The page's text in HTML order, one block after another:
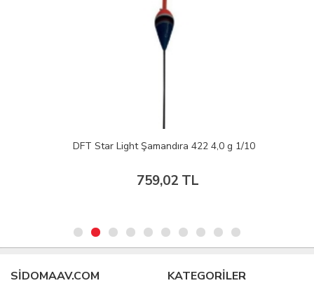
DFT Star Light Şamandıra 422 4,0 g 1/10
759,02 TL
SIDOMAAV.COM KATEGORİLER